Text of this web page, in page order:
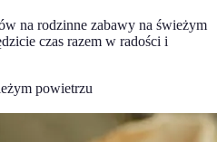
na rodzinne zabawy na świeżym
czas razem w radości i
powietrzu